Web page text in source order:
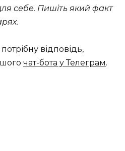
себе. Пишіть який факт
відповідь,
чат-бота у Телеграм.